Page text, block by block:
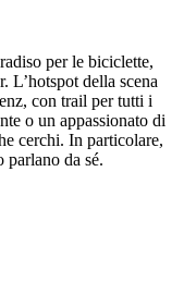
per le biciclette,
della scena
con trail per tutti i
o un appassionato di
cerchi. In particolare,
parlano da sé.